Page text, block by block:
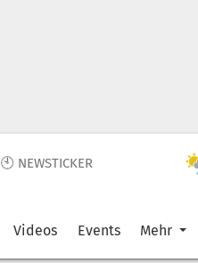
🕙 NEWSTICKER
Videos Events Mehr